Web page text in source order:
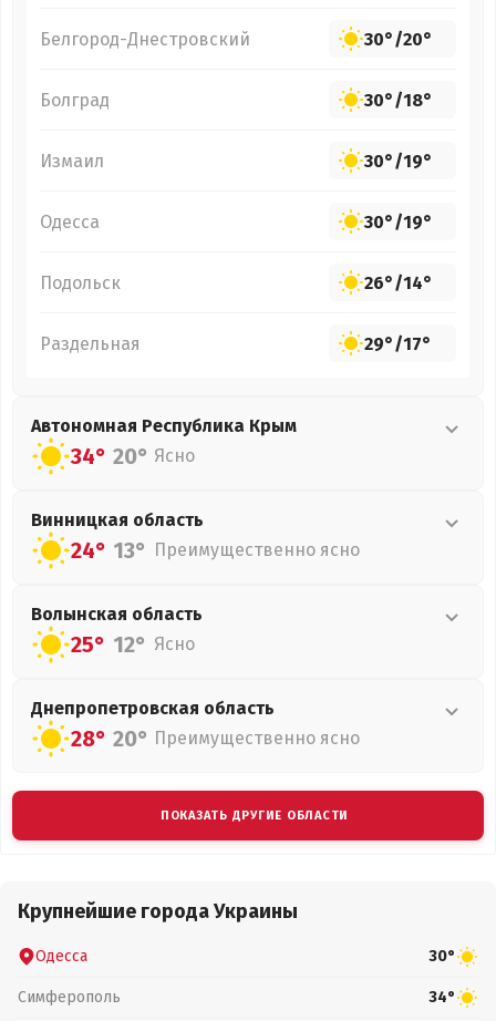
Белгород-Днестровский 30°/20°
Болград 30°/18°
Измаил 30°/19°
Одесса 30°/19°
Подольск 26°/14°
Раздельная 29°/17°
Автономная Республика Крым
34° 20° Ясно
Винницкая область
24° 13° Преимущественно ясно
Волынская область
25° 12° Ясно
Днепропетровская область
28° 20° Преимущественно ясно
ПОКАЗАТЬ ДРУГИЕ ОБЛАСТИ
Крупнейшие города Украины
Одесса 30°
Симферополь 34°